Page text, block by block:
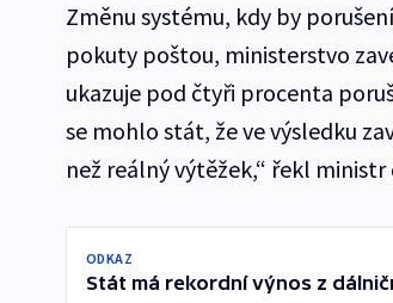
Změnu systému, kdy by
pokuty poštou, ministerstvo
ukazuje pod čtyři procenta
se mohlo stát, že ve výsledku
než reálný výtěžek,“ řekl
ODKAZ
Stát má rekordní výnos z